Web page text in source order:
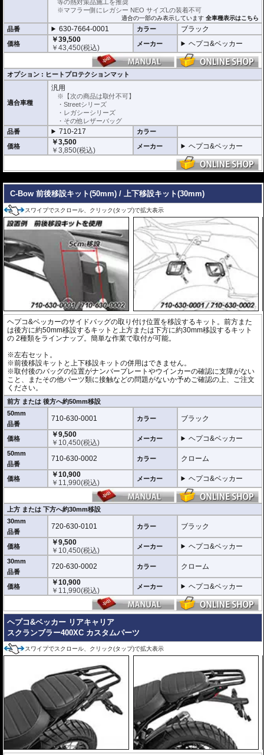
等の熱対策品施工を推奨
※マフラー側にレガシー NEO サイズLの装着不可
適合の一部のみ表示しています全車種表示はこちら
品番 630-7664-0001 カラー ブラック
価格
￥39,500
￥43,450(税込) メーカー ヘプコ&ベッカー
オプション : ヒートプロテクションマット
適合車種
汎用
※【次の商品は取付不可】
・Streetシリーズ
・レガシーシリーズ
・その他レザーバッグ
品番
710-217 カラー
価格
￥3,500
￥3,850(税込) メーカー ヘプコ&ベッカー
C-Bow 前後移設キット(50mm) / 上下移設キット(30mm)
スワイプでスクロール、クリック(タップ)で拡大表示
ヘプコ&ベッカーのサイドバッグの取り付け位置を移設するキット。前方また
は後方に約50mm移設するキットと上方または下方に約30mm移設するキット
の 2種類をラインナップ。簡単な作業で取付が可能。
※左右セット。
※前後移設キットと上下移設キットの併用はできません。
※取付後のバッグの位置がナンバープレートやウインカーの確認に支障がない
こと、またその他パーツ類に接触などの問題がないか予めご確認の上、ご注文
ください。
前方 または 後方へ約50mm移設
50mm
品番
710-630-0001 カラー ブラック
価格
￥9,500
￥ 10,450(税込) メーカー ヘプコ&ベッカー
50mm
品番
710-630-0002 カラー クローム
価格
￥10,900
￥ 11,990(税込) メーカー ヘプコ&ベッカー
上方 または 下方へ約30mm移設
30mm
品番
720-630-0101 カラー ブラック
価格
￥9,500
￥ 10,450(税込) メーカー ヘプコ&ベッカー
30mm
品番
720-630-0002 カラー クローム
価格
￥10,900
￥ 11,990(税込) メーカー ヘプコ&ベッカー
ヘプコ&ベッカー リアキャリア
スクランブラー400XC カスタムパーツ
スワイプでスクロール、クリック(タップ)で拡大表示